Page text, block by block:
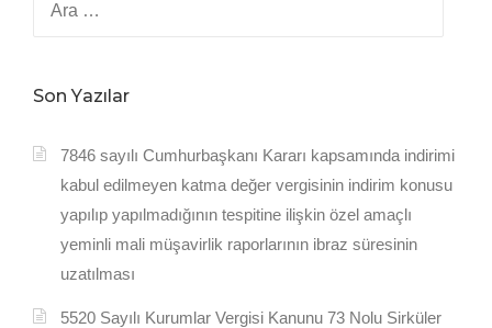
s
a
Son Yazılar
7846 sayılı Cumhurbaşkanı Kararı kapsamında indirimi
kabul edilmeyen katma değer vergisinin indirim konusu
yapılıp yapılmadığının tespitine ilişkin özel amaçlı
yeminli mali müşavirlik raporlarının ibraz süresinin
uzatılması
5520 Sayılı Kurumlar Vergisi Kanunu 73 Nolu Sirküler